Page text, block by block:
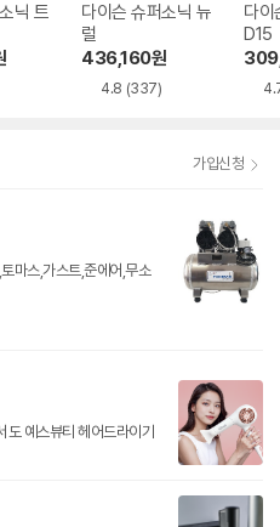
닉 트
다이슨 슈퍼소닉 뉴
럴
436,160원
4.8 (337)
다이
D15
가입신청
마스,가스트,준에어,무소
예스뷰티 헤어드라이기